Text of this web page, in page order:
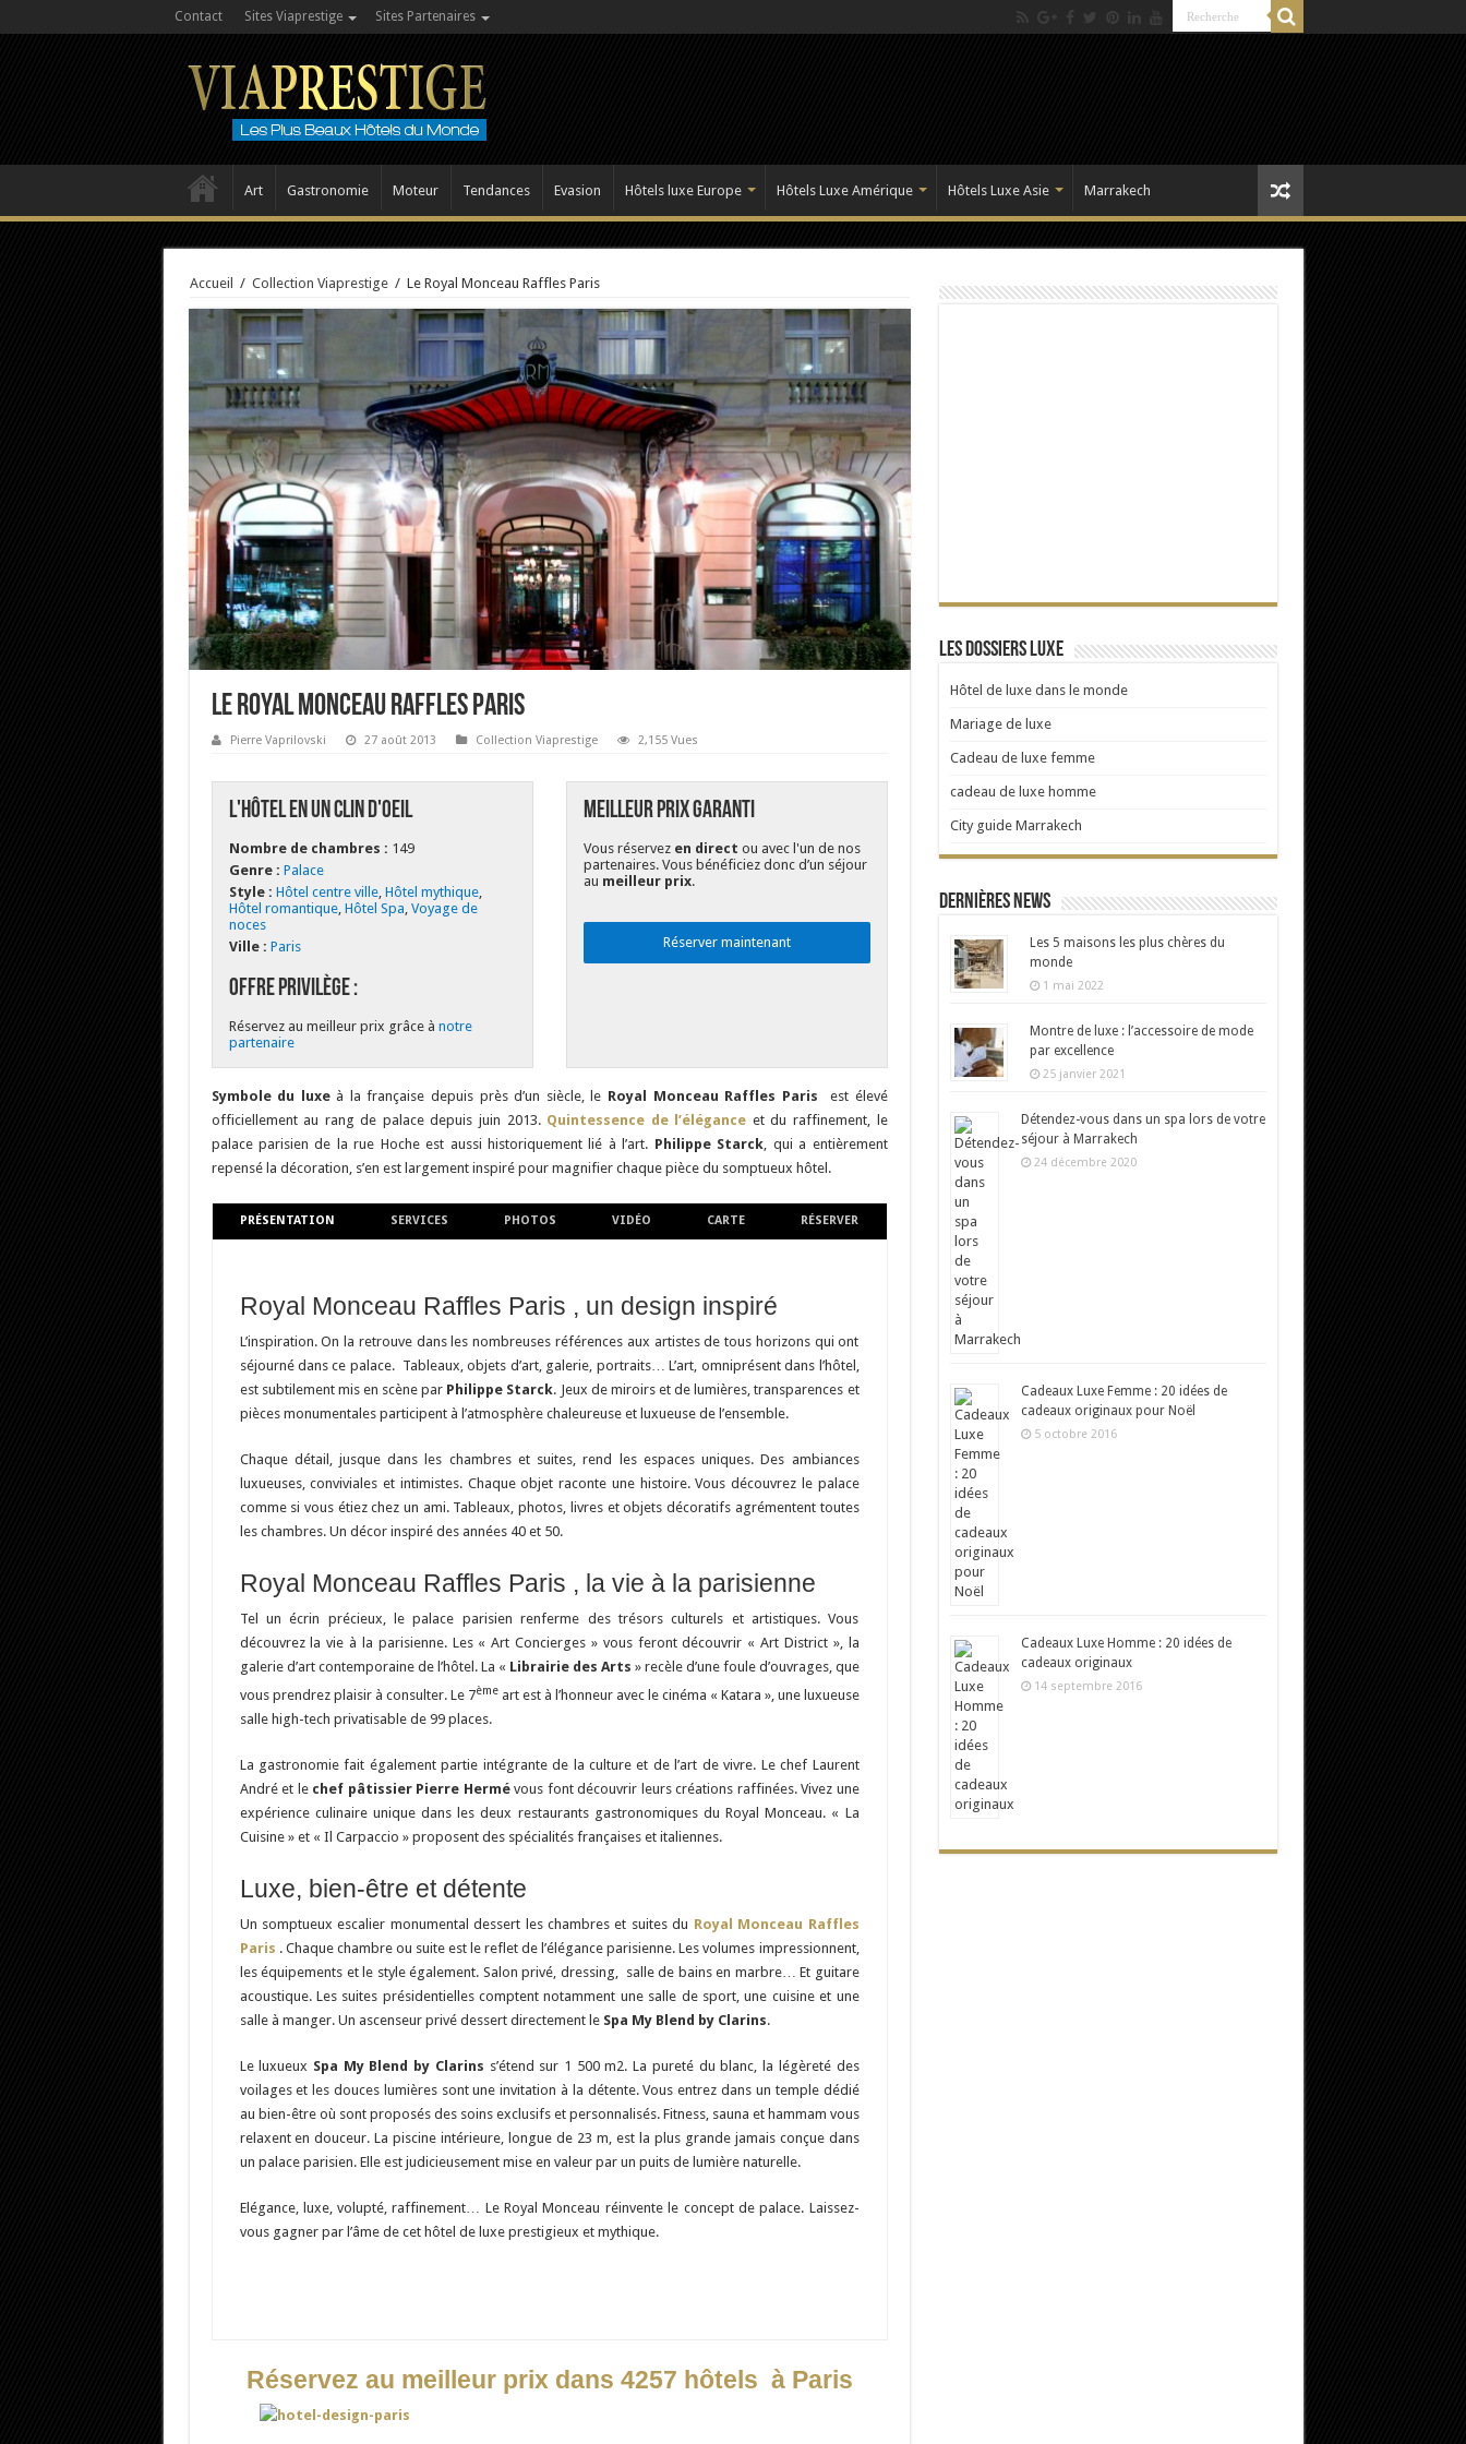
Contact Sites Viaprestige Sites Partenaires
Art Gastronomie Moteur Tendances Evasion Hôtels luxe Europe Hôtels Luxe Amérique Hôtels Luxe Asie Marrakech
Accueil / Collection Viaprestige / Le Royal Monceau Raffles Paris
Le Royal Monceau Raffles Paris
Pierre Vaprilovski 27 août 2013 Collection Viaprestige 2,155 Vues
L'hôtel en un clin d'oeil
Nombre de chambres : 149
Genre : Palace
Style : Hôtel centre ville, Hôtel mythique,
Hôtel romantique, Hôtel Spa, Voyage de
noces
Ville : Paris
Offre Privilège :
Réservez au meilleur prix grâce à notre
partenaire
Meilleur Prix Garanti
Vous réservez en direct ou avec l'un de nos
partenaires. Vous bénéficiez donc d’un séjour
au meilleur prix.
Réserver maintenant
Symbole du luxeà la française depuis près d’un siècle, le Royal Monceau Raffles Paris est élevé
officiellement au rang de palace depuis juin 2013. Quintessence de l’élégance et du raffinement, le
palace parisien de la rue Hoche est aussi historiquement lié à l’art. Philippe Starck, qui a entièrement
repensé la décoration, s’en est largement inspiré pour magnifier chaque pièce du somptueux hôtel.
PRÉSENTATION SERVICES PHOTOS VIDÉO CARTE RÉSERVER
Royal Monceau Raffles Paris , un design inspiré
L’inspiration. On la retrouve dans les nombreuses références aux artistes de tous horizons qui ont
séjourné dans ce palace. Tableaux, objets d’art, galerie, portraits… L’art, omniprésent dans l’hôtel,
est subtilement mis en scène par Philippe Starck. Jeux de miroirs et de lumières, transparences et
pièces monumentales participent à l’atmosphère chaleureuse et luxueuse de l’ensemble.
Chaque détail, jusque dans les chambres et suites, rend les espaces uniques. Des ambiances
luxueuses, conviviales et intimistes. Chaque objet raconte une histoire. Vous découvrez le palace
comme si vous étiez chez un ami. Tableaux, photos, livres et objets décoratifs agrémentent toutes
les chambres. Un décor inspiré des années 40 et 50.
Royal Monceau Raffles Paris , la vie à la parisienne
Tel un écrin précieux, le palace parisien renferme des trésors culturels et artistiques. Vous
découvrez la vie à la parisienne. Les « Art Concierges » vous feront découvrir « Art District », la
galerie d’art contemporaine de l’hôtel. La « Librairie des Arts » recèle d’une foule d’ouvrages, que
vous prendrez plaisir à consulter. Le 7èmeart est à l’honneur avec le cinéma « Katara », une luxueuse
salle high-tech privatisable de 99 places.
La gastronomie fait également partie intégrante de la culture et de l’art de vivre. Le chef Laurent
André et lechef pâtissier Pierre Hermévous font découvrir leurs créations raffinées. Vivez une
expérience culinaire unique dans les deux restaurants gastronomiques du Royal Monceau. « La
Cuisine » et « Il Carpaccio » proposent des spécialités françaises et italiennes.
Luxe, bien-être et détente
Un somptueux escalier monumental dessert les chambres et suites du Royal Monceau Raffles
Paris . Chaque chambre ou suite est le reflet de l’élégance parisienne. Les volumes impressionnent,
les équipements et le style également. Salon privé, dressing, salle de bains en marbre… Et guitare
acoustique. Les suites présidentielles comptent notamment une salle de sport, une cuisine et une
salle à manger. Un ascenseur privé dessert directement leSpa My Blend by Clarins.
Le luxueux Spa My Blend by Clarins s’étend sur 1 500 m2. La pureté du blanc, la légèreté des
voilages et les douces lumières sont une invitation à la détente. Vous entrez dans un temple dédié
au bien-être où sont proposés des soins exclusifs et personnalisés. Fitness, sauna et hammam vous
relaxent en douceur. La piscine intérieure, longue de 23 m, est la plus grande jamais conçue dans
un palace parisien. Elle est judicieusement mise en valeur par un puits de lumière naturelle.
Elégance, luxe, volupté, raffinement… Le Royal Monceau réinvente le concept de palace. Laissez-
vous gagner par l’âme de cet hôtel de luxe prestigieux et mythique.
Réservez au meilleur prix dans 4257 hôtels à Paris
Les dossiers Luxe
Hôtel de luxe dans le monde
Mariage de luxe
Cadeau de luxe femme
cadeau de luxe homme
City guide Marrakech
Dernières news
Les 5 maisons les plus chères du
monde
1 mai 2022
Montre de luxe : l’accessoire de mode
par excellence
25 janvier 2021
Détendez-vous dans un spa lors de votre
séjour à Marrakech
24 décembre 2020
Cadeaux Luxe Femme : 20 idées de
cadeaux originaux pour Noël
5 octobre 2016
Cadeaux Luxe Homme : 20 idées de
cadeaux originaux
14 septembre 2016